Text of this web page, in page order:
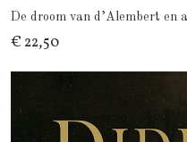
De droom van d’Alembert en
€ 22,50